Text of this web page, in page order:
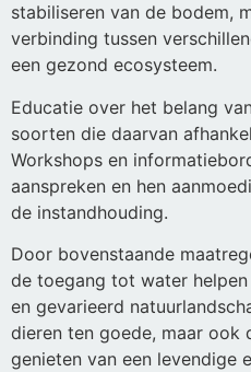
stabiliseren van de bodem,
verbinding tussen
een gezond ecosysteem.
Educatie over het belang
soorten die daarvan
Workshops en
aanspreken en hen
de instandhouding.
Door bovenstaande
de toegang tot water
en gevarieerd
dieren ten goede, maar ook
genieten van een levendige